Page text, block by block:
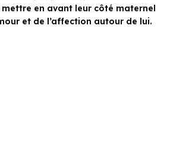
en avant leur côté maternel
et de l’affection autour de lui.